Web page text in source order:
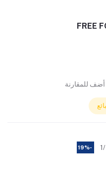
أضف للمقارنة
/1
-19%